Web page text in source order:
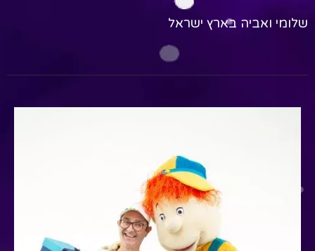
שלומי ואביה בארץ ישראל